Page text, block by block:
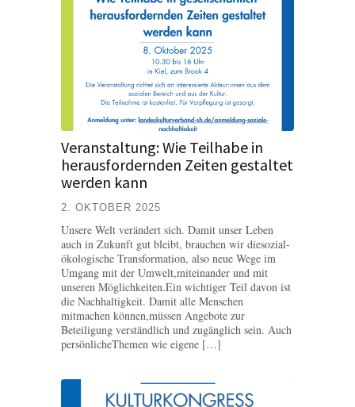
Veranstaltung: Wie Teilhabe in
herausfordernden Zeiten gestaltet
werden kann
2. OKTOBER 2025
Unsere Welt verändert sich. Damit unser Leben
auch in Zukunft gut bleibt, brauchen wir diesozial-
ökologische Transformation, also neue Wege im
Umgang mit der Umwelt,miteinander und mit
unseren Möglichkeiten.Ein wichtiger Teil davon ist
die Nachhaltigkeit. Damit alle Menschen
mitmachen können,müssen Angebote zur
Beteiligung verständlich und zugänglich sein. Auch
persönlicheThemen wie eigene […]